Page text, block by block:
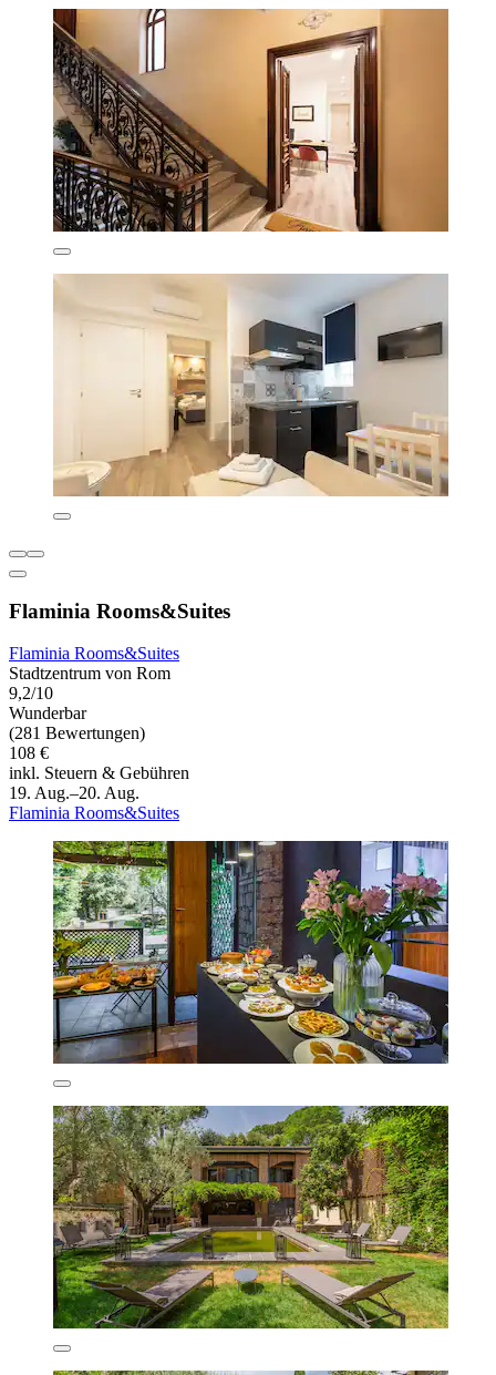
Flaminia Rooms&Suites
Flaminia Rooms&Suites
Stadtzentrum von Rom
9,2/10
Wunderbar
(281 Bewertungen)
108 €
inkl. Steuern & Gebühren
19. Aug.–20. Aug.
Flaminia Rooms&Suites